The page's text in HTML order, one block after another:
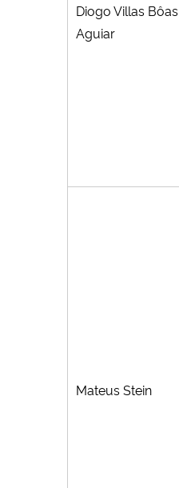
Diogo Villas Bôas
Aguiar
Mateus Stein